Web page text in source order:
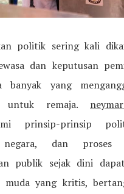
politik sering kali
dan keputusan
banyak yang
untuk remaja.
prinsip-prinsip
dan proses
publik sejak dini
muda yang kritis,